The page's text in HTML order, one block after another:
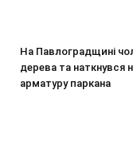
На Павлоградщині
дерева та наткнувся
арматуру паркана